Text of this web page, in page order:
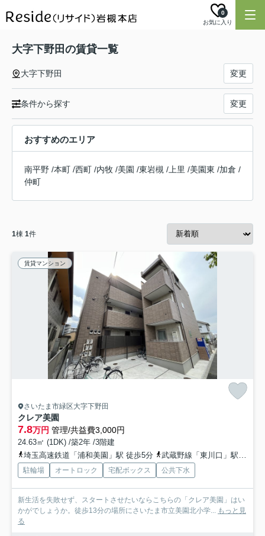
お気に入り
0
大字下野田の賃貸一覧
大字下野田 変更
条件から探す 変更
おすすめのエリア
南平野 /本町 /西町 /内牧 /美園 /東岩槻 / 上里 /美園東 /加倉 /
仲町
1棟 1件
賃貸マンション
さいたま市緑区大字下野田
クレア美園
7.8万円 管理/共益費3,000円
24.63㎡ (1DK) /築2年 /3階建
埼玉高速鉄道「浦和美園」駅 徒歩5分
武蔵野線「東川口」駅 徒歩38分
駐輪場 オートロック 宅配ボックス 公共下水
新生活を失敗せず、スタートさせたいならこちらの「クレア美園」はい
かがでしょうか。徒歩13分の場所にさいたま市立美園北小学... もっと見
る